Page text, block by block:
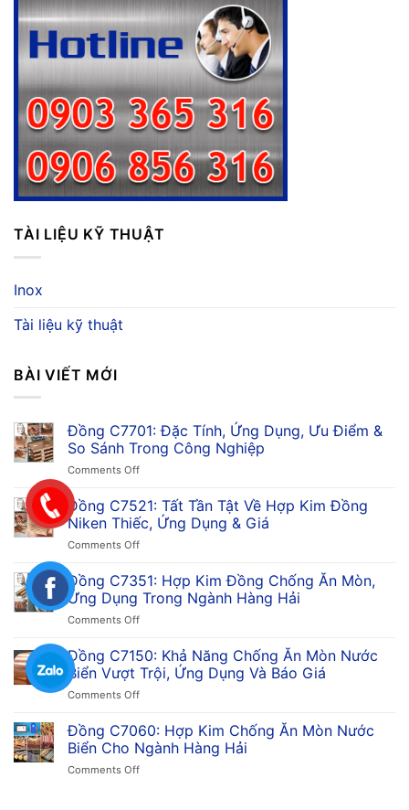
TÀI LIỆU KỸ THUẬT
Inox
Tài liệu kỹ thuật
BÀI VIẾT MỚI
Đồng C7701: Đặc Tính, Ứng Dụng, Ưu Điểm &
So Sánh Trong Công Nghiệp
Comments Offon
C7701:
Đặc
Tính,
Ứng
Ưu
Điểm
Trong
Công
Đồng C7521: Tất Tần Tật Về Hợp Kim Đồng
Niken Thiếc, Ứng Dụng & Giá
Comments Offon
C7521:
Tất
Tần
Tật
Hợp
Kim
Đồng
Ứng
Dụng
Đồng C7351: Hợp Kim Đồng Chống Ăn Mòn,
Ứng Dụng Trong Ngành Hàng Hải
Comments Offon
C7351:
Hợp
Kim
Đồng
Ăn
Mòn,
Ứng
Đồng C7150: Khả Năng Chống Ăn Mòn Nước
Biển Vượt Trội, Ứng Dụng Và Báo Giá
Comments Offon
C7150:
Khả
Năng
Chống
Đồng C7060: Hợp Kim Chống Ăn Mòn Nước
Biển Cho Ngành Hàng Hải
Comments Offon